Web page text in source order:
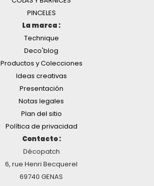
PINCELES
La marca :
Technique
Deco'blog
Productos y Colecciones
Ideas creativas
Presentación
Notas legales
Plan del sitio
Política de privacidad
Contacto :
Décopatch
6, rue Henri Becquerel
69740 GENAS